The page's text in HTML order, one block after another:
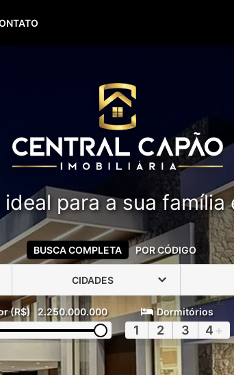
ideal para a sua família
BUSCA COMPLETA POR CÓDIGO
CIDADES
(R$) 2.250.000.000 Dormitórios
1 2 3 4 +